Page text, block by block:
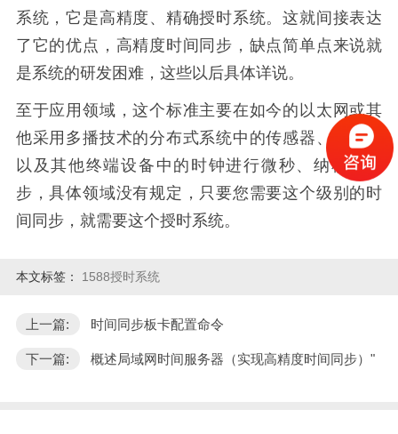
系统，它是高精度、精确授时系统。这就间接表达
了它的优点，高精度时间同步，缺点简单点来说就
是系统的研发困难，这些以后具体详说。
至于应用领域，这个标准主要在如今的以太网或其
他采用多播技术的分布式系统中的传感器、执行器
以及其他终端设备中的时钟进行微秒、纳秒级同
步，具体领域没有规定，只要您需要这个级别的时
间同步，就需要这个授时系统。
本文标签： 1588授时系统
上一篇: 时间同步板卡配置命令
下一篇: 概述局域网时间服务器（实现高精度时间同步）"